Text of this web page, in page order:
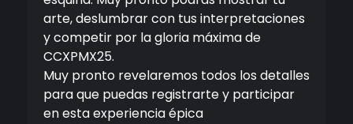
arte, deslumbrar con tus interpretaciones
y competir por la gloria máxima de
CCXPMX25.
Muy pronto revelaremos todos los detalles
para que puedas registrarte y participar
en esta experiencia épica